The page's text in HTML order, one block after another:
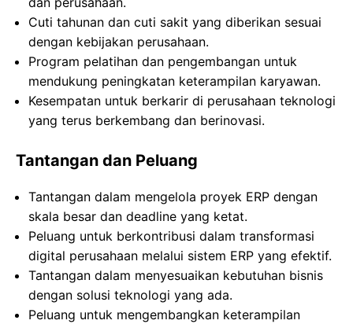
Cuti tahunan dan cuti sakit yang diberikan sesuai
dengan kebijakan perusahaan.
Program pelatihan dan pengembangan untuk
mendukung peningkatan keterampilan karyawan.
Kesempatan untuk berkarir di perusahaan teknologi
yang terus berkembang dan berinovasi.
Tantangan dan Peluang
Tantangan dalam mengelola proyek ERP dengan
skala besar dan deadline yang ketat.
Peluang untuk berkontribusi dalam transformasi
digital perusahaan melalui sistem ERP yang efektif.
Tantangan dalam menyesuaikan kebutuhan bisnis
dengan solusi teknologi yang ada.
Peluang untuk mengembangkan keterampilan